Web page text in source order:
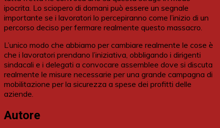
ipocrita. Lo sciopero di domani può essere un segnale
importante se i lavoratori lo percepiranno come l’inizio di un
percorso deciso per fermare realmente questo massacro.
L’unico modo che abbiamo per cambiare realmente le cose è
che i lavoratori prendano l’iniziativa, obbligando i dirigenti
sindacali e i delegati a convocare assemblee dove si discuta
realmente le misure necessarie per una grande campagna di
mobilitazione per la sicurezza a spese dei profitti delle
aziende.
Autore